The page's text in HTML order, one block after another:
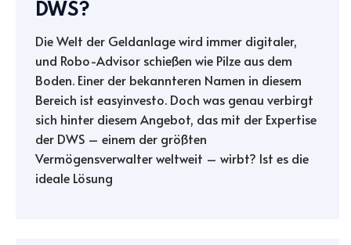
DWS?
Die Welt der Geldanlage wird immer digitaler,
und Robo-Advisor schießen wie Pilze aus dem
Boden. Einer der bekannteren Namen in diesem
Bereich ist easyinvesto. Doch was genau verbirgt
sich hinter diesem Angebot, das mit der Expertise
der DWS – einem der größten
Vermögensverwalter weltweit – wirbt? Ist es die
ideale Lösung